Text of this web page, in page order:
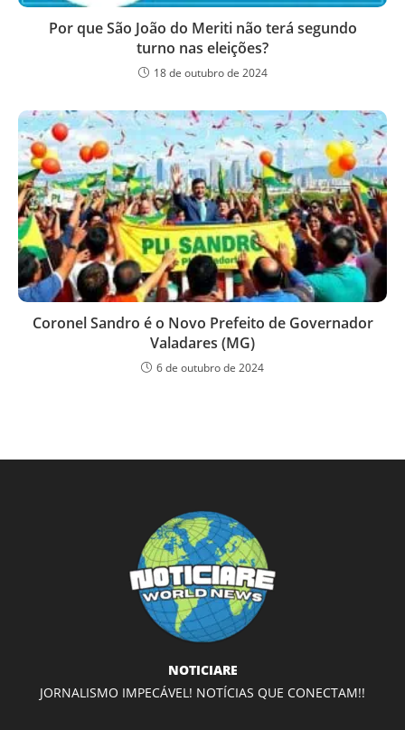
Por que São João do Meriti não terá segundo
turno nas eleições?
18 de outubro de 2024
Coronel Sandro é o Novo Prefeito de Governador
Valadares (MG)
6 de outubro de 2024
NOTICIARE
JORNALISMO IMPECÁVEL! NOTÍCIAS QUE CONECTAM!!